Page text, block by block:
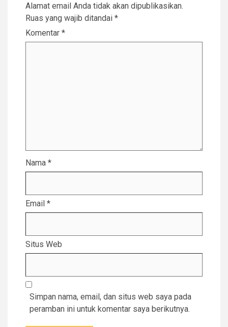
Alamat email Anda tidak akan dipublikasikan.
Ruas yang wajib ditandai *
Komentar *
Nama *
Email *
Situs Web
Simpan nama, email, dan situs web saya pada
peramban ini untuk komentar saya berikutnya.